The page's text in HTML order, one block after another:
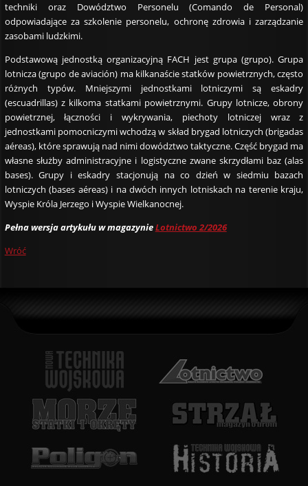
techniki oraz Dowództwo Personelu (Comando de Personal)
odpowiadające za szkolenie personelu, ochronę zdrowia i zarządzanie
zasobami ludzkimi.
Podstawową jednostką organizacyjną FACH jest grupa (grupo). Grupa
lotnicza (grupo de aviación) ma kilkanaście statków powietrznych, często
różnych typów. Mniejszymi jednostkami lotniczymi są eskadry
(escuadrillas) z kilkoma statkami powietrznymi. Grupy lotnicze, obrony
powietrznej, łączności i wykrywania, piechoty lotniczej wraz z
jednostkami pomocniczymi wchodzą w skład brygad lotniczych (brigadas
aéreas), które sprawują nad nimi dowództwo taktyczne. Część brygad ma
własne służby administracyjne i logistyczne zwane skrzydłami baz (alas
bases). Grupy i eskadry stacjonują na co dzień w siedmiu bazach
lotniczych (bases aéreas) i na dwóch innych lotniskach na terenie kraju,
Wyspie Króla Jerzego i Wyspie Wielkanocnej.
Pełna wersja artykułu w magazynieLotnictwo 2/2026
Wróć